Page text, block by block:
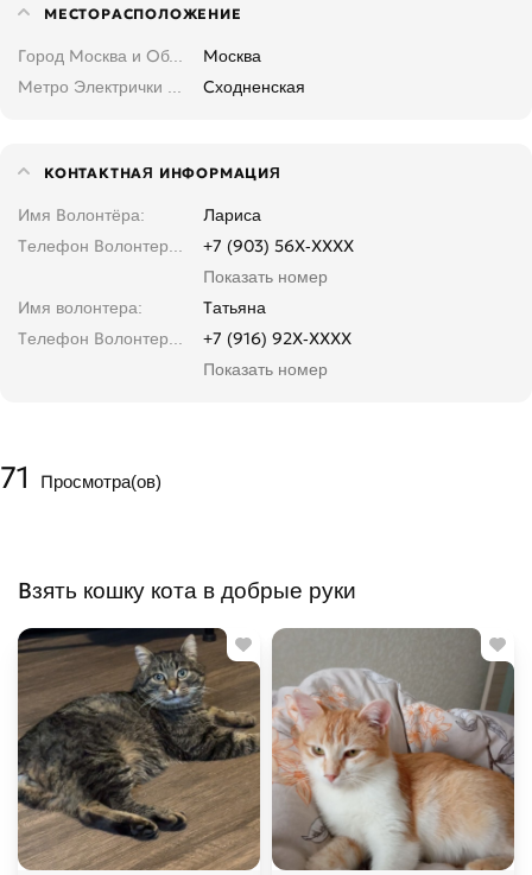
МЕСТОРАСПОЛОЖЕНИЕ
Город Москва и Область
Москва
Метро Электрички Москва и область
Сходненская
КОНТАКТНАЯ ИНФОРМАЦИЯ
Имя Волонтёра
Лариса
Телефон Волонтера. Введите, не копируйте
+7 (903) 56X-XXXX
Показать номер
Имя волонтера
Татьяна
Телефон Волонтера. Введите, не копируйте
+7 (916) 92X-XXXX
Показать номер
71 Просмотра(ов)
Взять кошку кота в добрые руки